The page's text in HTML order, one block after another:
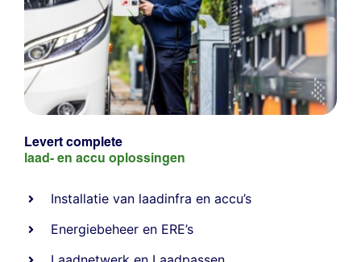
Levert complete
laad- en accu oplossingen
Installatie van laadinfra en accu’s
Energiebeheer en ERE’s